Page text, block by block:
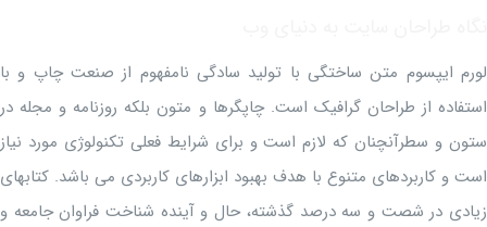
لورم ایپسوم متن ساختگی با تولید سادگی نامفهوم از صنعت چاپ و با
استفاده از طراحان گرافیک است. چاپگرها و متون بلکه روزنامه و مجله در
ستون و سطرآنچنان که لازم است و برای شرایط فعلی تکنولوژی مورد نیاز
است و کاربردهای متنوع با هدف بهبود ابزارهای کاربردی می باشد. کتابهای
زیادی در شصت و سه درصد گذشته، حال و آینده شناخت فراوان جامعه و